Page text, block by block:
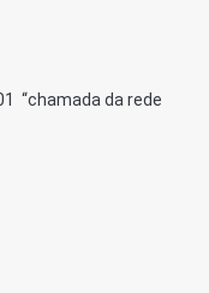
“chamada da rede